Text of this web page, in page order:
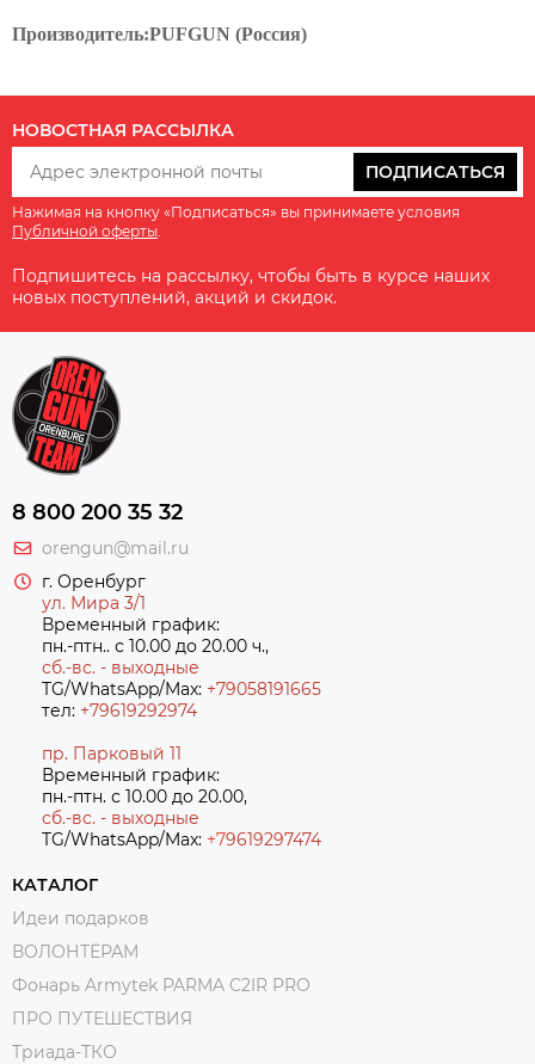
Производитель:PUFGUN (Россия)
НОВОСТНАЯ РАССЫЛКА
ПОДПИСАТЬСЯ
Нажимая на кнопку «Подписаться» вы принимаете условия
Публичной оферты
Подпишитесь на рассылку, чтобы быть в курсе наших
новых поступлений, акций и скидок.
8 800 200 35 32
orengun@mail.ru
г. Оренбург
ул. Мира 3/1
Временный график:
пн.-птн.. с 10.00 до 20.00 ч.,
сб.-вс. - выходные
TG/WhatsApp/Max: +79058191665
тел: +79619292974
пр. Парковый 11
Временный график:
пн.-птн. с 10.00 до 20.00,
сб.-вс. - выходные
TG/WhatsApp/Max: +79619297474
КАТАЛОГ
Идеи подарков
ВОЛОНТЁРАМ
Фонарь Armytek PARMA C2IR PRO
ПРО ПУТЕШЕСТВИЯ
Триада-ТКО